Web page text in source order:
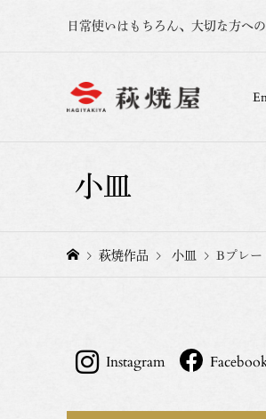
日常使いはもちろん、大切な方へ
小皿
萩焼作品 小皿 Bプレー
Instagram